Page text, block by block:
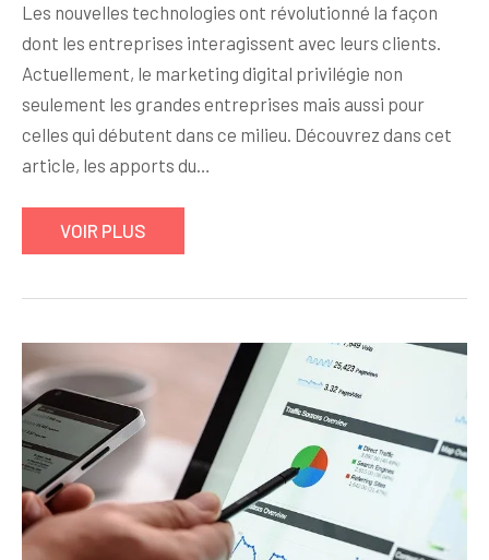
Les nouvelles technologies ont révolutionné la façon
dont les entreprises interagissent avec leurs clients.
Actuellement, le marketing digital privilégie non
seulement les grandes entreprises mais aussi pour
celles qui débutent dans ce milieu. Découvrez dans cet
article, les apports du…
VOIR PLUS